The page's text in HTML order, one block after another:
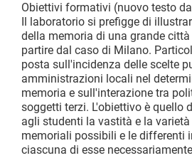
Obiettivi formativi (nuovo testo
Il laboratorio si prefigge di
della memoria di una grande
partire dal caso di Milano.
posta sull'incidenza delle scelte
amministrazioni locali nel
memoria e sull'interazione tra
soggetti terzi. L'obiettivo è quello
agli studenti la vastità e la
memoriali possibili e le differenti
ciascuna di esse